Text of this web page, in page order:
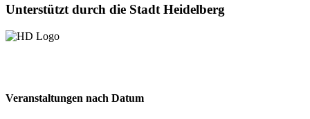
Unterstützt durch die Stadt Heidelberg
Veranstaltungen nach Datum